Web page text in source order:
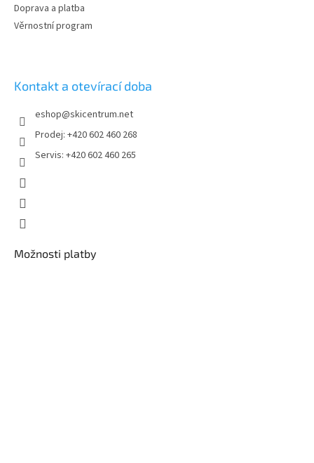
Doprava a platba
Věrnostní program
Kontakt a otevírací doba
eshop@skicentrum.net
Prodej: +420 602 460 268
Servis: +420 602 460 265
Možnosti platby